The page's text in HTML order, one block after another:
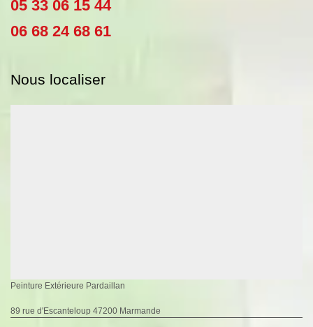
05 33 06 15 44
06 68 24 68 61
Nous localiser
Peinture Extérieure Pardaillan
89 rue d'Escanteloup 47200 Marmande